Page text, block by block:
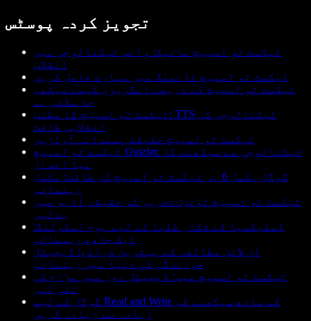
تجویز کردہ پوسٹس
ٹیکسٹ ٹو اسپیچ مائیک: وائس ٹیکنالوجی میں
انقلاب
ٹیکسٹ ٹو اسپیچ ٹائمنگ میں مہارت حاصل کریں
ٹیکسٹ ٹو اسپیچ کے ذریعے انگریزی کیسے سیکھی
جا سکتی ہے
ٹیکسٹ ٹو اسپیچ کا مطلب: TTS ٹیکنالوجی کی
انقلابی طاقت
ٹیکسٹ ٹو اسپیچ حقیقت پسندانہ آوازیں
ٹیکسٹ ٹو اسپیچ Quizlet: ٹیکنالوجی سے سیکھنے کا
نیا انداز
گوگل پکسل 6 پر ٹیکسٹ ٹو اسپیچ کی طاقت: مکمل
رہنمائی
ٹیکسٹ ٹو اسپیچ ٹولز: تحریر کو حقیقی آڈیو میں
بدلیں
ڈسلیکسیا کے شکار طلبا کے لیے ہوم اسکولنگ:
ایک جامع رہنمائی
آن لائن مطالعہ کے بہترین ذرائع: ڈیجیٹل
خواندگی کی دنیا میں رہنمائی
ٹیکسٹ ٹو اسپیچ میم: ڈیجیٹل دور میں مزاح کی
نئی لہر
گوگل کے لیے Read and Write کے ساتھ سیکھنے کو
زیادہ سے زیادہ کریں